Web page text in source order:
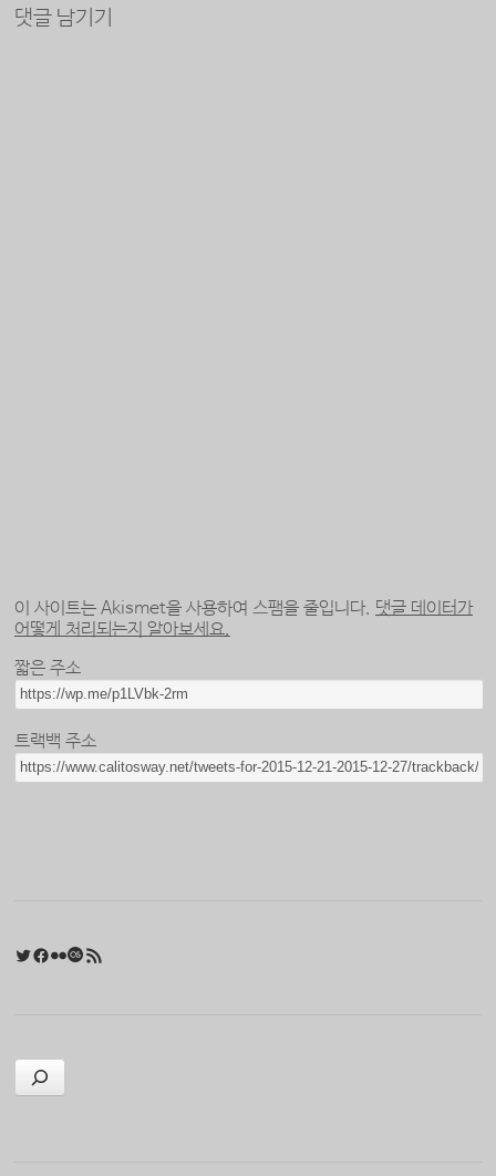
댓글 남기기
이 사이트는 Akismet을 사용하여 스팸을 줄입니다. 댓글 데이터가
어떻게 처리되는지 알아보세요.
짧은 주소
트랙백 주소
Twitter
Facebook
FlickrLast.fm
검색